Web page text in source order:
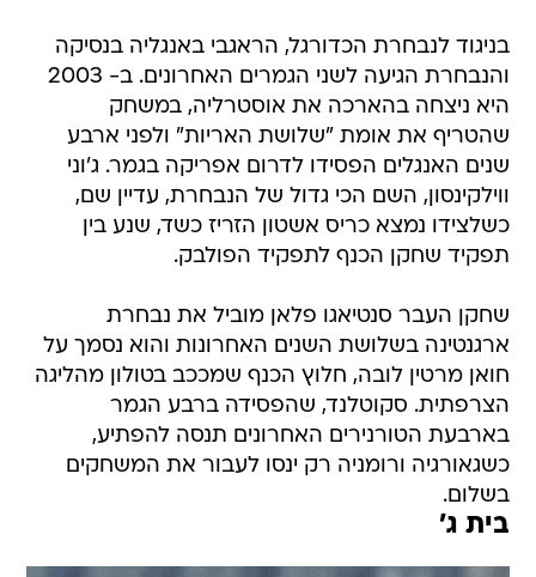
בניגוד לנבחרת הכדורגל, הראגבי באנגליה בנסיקה
והנבחרת הגיעה לשני הגמרים האחרונים. ב- 2003
היא ניצחה בהארכה את אוסטרליה, במשחק
שהטריף את אומת "שלושת האריות" ולפני ארבע
שנים האנגלים הפסידו לדרום אפריקה בגמר. ג'וני
ווילקינסון, השם הכי גדול של הנבחרת, עדיין שם,
כשלצידו נמצא כריס אשטון הזריז כשד, שנע בין
תפקיד שחקן הכנף לתפקיד הפולבק.
שחקן העבר סנטיאגו פלאן מוביל את נבחרת
ארגנטינה בשלושת השנים האחרונות והוא נסמך על
חואן מרטין לובה, חלוץ הכנף שמככב בטולון מהליגה
הצרפתית. סקוטלנד, שהפסידה ברבע הגמר
בארבעת הטורנירים האחרונים תנסה להפתיע,
כשגאורגיה ורומניה רק ינסו לעבור את המשחקים
בשלום.
בית ג'